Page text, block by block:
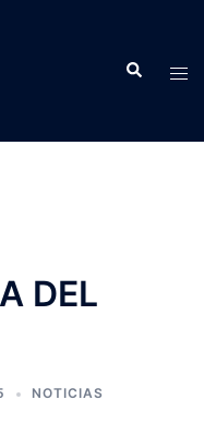
Buscar
DEL
NOTICIAS